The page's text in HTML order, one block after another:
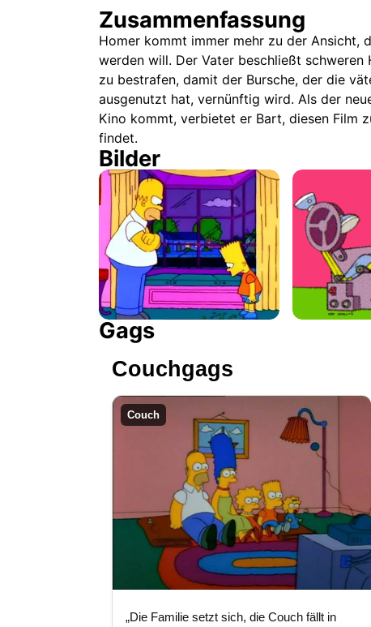
Zusammenfassung
Homer kommt immer mehr zu der Ansicht,
werden will. Der Vater beschließt schweren
zu bestrafen, damit der Bursche, der die
ausgenutzt hat, vernünftig wird. Als der
Kino kommt, verbietet er Bart, diesen Film
findet.
Bilder
Gags
Couchgags
Couch
„Die Familie setzt sich, die Couch fällt in